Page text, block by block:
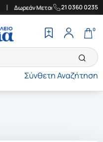
Δωρεάν Μεταφορικά στην
21 0360 0235
Σύνθετη Αναζήτηση
0